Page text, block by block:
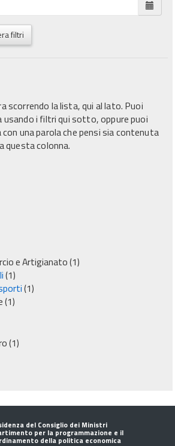
filtri
scorrendo la lista, qui al lato. Puoi
usando i filtri qui sotto, oppure puoi
una parola che pensi sia contenuta
questa colonna.
e Artigianato(1)
(1)
(1)
(1)
(1)
del Consiglio dei Ministri
per la programmazione e il
della politica economica